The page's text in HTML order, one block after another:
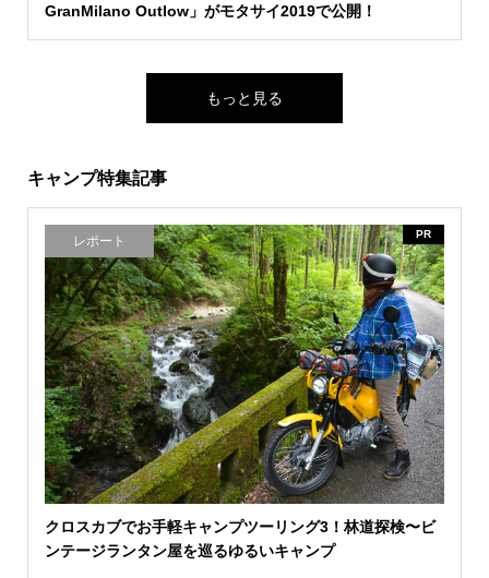
GranMilano Outlow」がモタサイ2019で公開！
もっと見る
キャンプ特集記事
レポート PR
クロスカブでお手軽キャンプツーリング3！林道探検〜ビ
ンテージランタン屋を巡るゆるいキャンプ